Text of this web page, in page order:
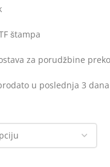
štampa
za porudžbine
u poslednja 3 dana